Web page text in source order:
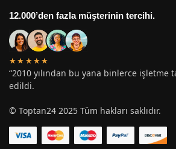
12.000’den fazla müşterinin tercihi.
★★★★★
“2010 yılından bu yana binlerce işletme
edildi.
© Toptan24 2025 Tüm hakları saklıdır.